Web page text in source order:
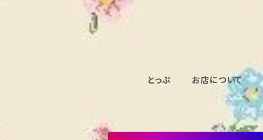
とっぷ お店について